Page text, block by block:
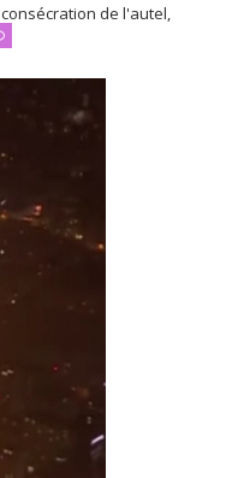
consécration de l'autel,